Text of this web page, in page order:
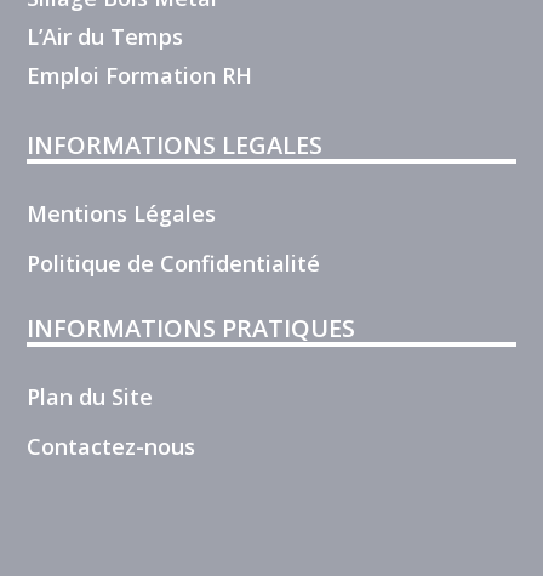
L’Air du Temps
Emploi Formation RH
INFORMATIONS LEGALES
Mentions Légales
Politique de Confidentialité
INFORMATIONS PRATIQUES
Plan du Site
Contactez-nous